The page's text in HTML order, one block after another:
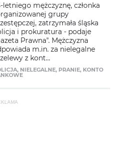
letniego mężczyznę, członka
grupy
zatrzymała śląska
i prokuratura - podaje
Prawna". Mężczyzna
m.in. za nielegalne
z kont...
, NIELEGALNE, PRANIE, KONTO